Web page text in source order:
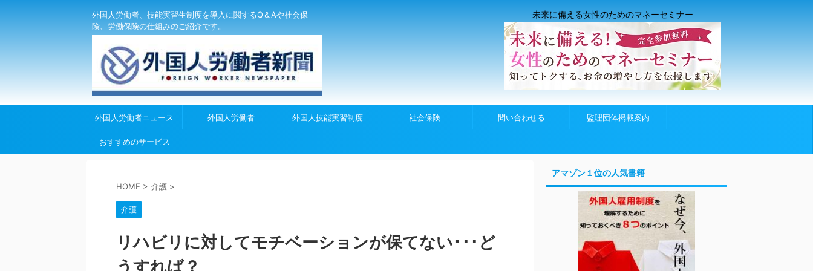
外国人労働者、技能実習生制度を導入に関するQ＆Aや社会保
険、労働保険の仕組みのご紹介です。
未来に備える女性のためのマネーセミナー
外国人労働者ニュース 外国人労働者 外国人技能実習制度 社会保険 問い合わせる 監理団体掲載案内
おすすめのサービス
HOME > 介護 >
介護
リハビリに対してモチベーションが保てない･･･ど
うすれば？
アマゾン１位の人気書籍